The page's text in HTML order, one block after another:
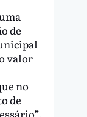
de
valor
no
de